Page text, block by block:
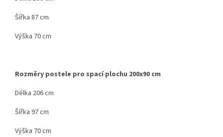
Šířka 87 cm
Výška 70 cm
Rozměry postele pro spací plochu 200x90 cm
Délka 206 cm
Šířka 97 cm
Výška 70 cm